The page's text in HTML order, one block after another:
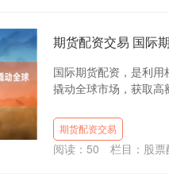
期货配资交易 国际
国际期货配资，是利
撬动全球市场，获取
期货配资交易
阅读： 50 栏目： 股